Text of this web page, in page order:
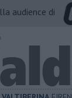
audience di